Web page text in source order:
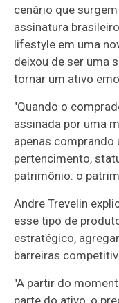
cenário que
assinatura
lifestyle em uma
deixou de ser uma
tornar um ativo
"Quando o
assinada por uma
apenas comprando
pertencimento,
patrimônio: o
Andre Trevelin
esse tipo de
estratégico,
barreiras
"A partir do
parte do ativo, o